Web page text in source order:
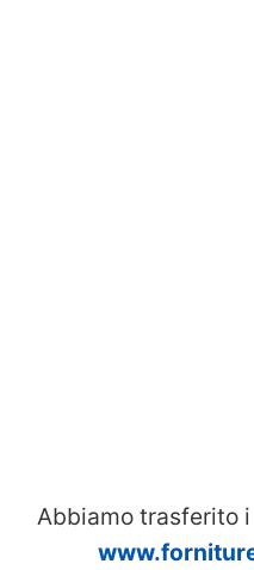
Abbiamo trasferito